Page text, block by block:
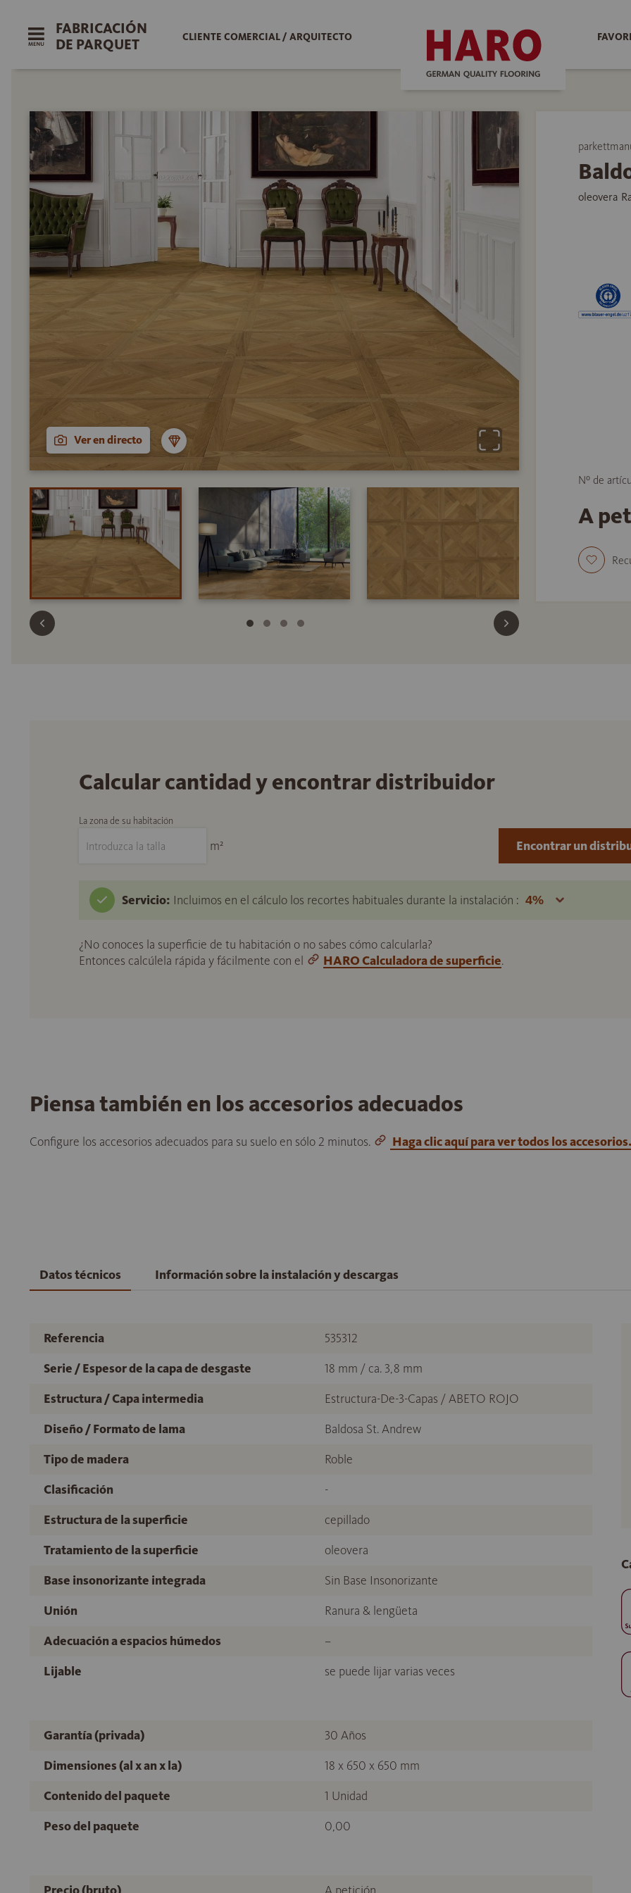
FABRICACIÓN
DE PARQUET
CLIENTE COMERCIAL / ARQUITECTO
Ver en directo
oleovera
Nº de
A
Calcular cantidad y encontrar distribuidor
La zona de su habitación
m²
Servicio: Incluimos en el cálculo los recortes habituales durante la instalación :
¿No conoces la superficie de tu habitación o no sabes cómo calcularla?
Entonces calcúlela rápida y fácilmente con el
HARO Calculadora de superficie.
Encontrar un
Piensa también en los accesorios adecuados
Configure los accesorios adecuados para su suelo en sólo 2 minutos. Haga clic aquí para ver todos los accesorios.
Datos técnicos Información sobre la instalación y descargas
Referencia
535312
Serie / Espesor de la capa de desgaste
18 mm / ca. 3,8 mm
Estructura / Capa intermedia
Estructura-De-3-Capas / ABETO ROJO
Diseño / Formato de lama
Baldosa St. Andrew
Tipo de madera
Roble
Clasificación
-
Estructura de la superficie
cepillado
Tratamiento de la superficie
oleovera
Base insonorizante integrada
Sin Base Insonorizante
Unión
Ranura & lengüeta
Adecuación a espacios húmedos
–
Lijable
se puede lijar varias veces
Garantía (privada)
30 Años
Dimensiones (al x an x la)
18 x 650 x 650 mm
Contenido del paquete
1 Unidad
Peso del paquete
0,00